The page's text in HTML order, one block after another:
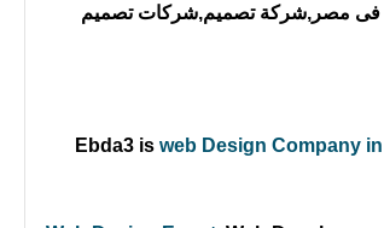
فى مصر,شركة تصميم,شركات تصميم
Ebda3 is web Design Company